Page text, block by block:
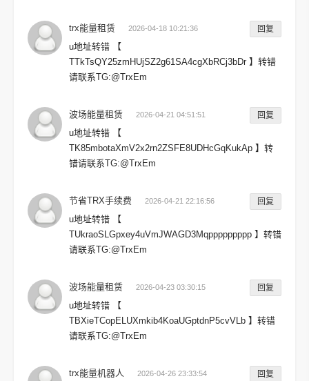
trx能量租赁 2026-04-18 10:21:36 回复
u地址转错 【
TTkTsQY25zmHUjSZ2g61SA4cgXbRCj3bDr 】转错
请联系TG:@TrxEm
波场能量租赁 2026-04-21 04:51:51 回复
u地址转错 【
TK85mbotaXmV2x2rn2ZSFE8UDHcGqKukAp 】转
错请联系TG:@TrxEm
节省TRX手续费 2026-04-21 22:16:56 回复
u地址转错 【
TUkraoSLGpxey4uVmJWAGD3Mqppppppppp 】转错
请联系TG:@TrxEm
波场能量租赁 2026-04-23 03:30:15 回复
u地址转错 【
TBXieTCopELUXmkib4KoaUGptdnP5cvVLb 】转错
请联系TG:@TrxEm
trx能量机器人 2026-04-26 23:33:54 回复